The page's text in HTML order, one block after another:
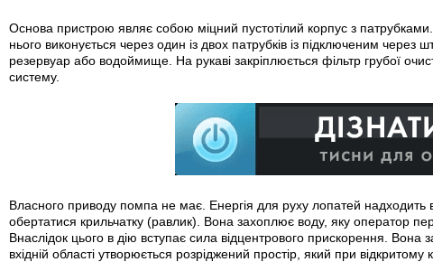
Основа пристрою являє собою міцний пустотілий корпус з
нього виконується через один із двох патрубків із підключеним через
резервуар або водоймище. На рукаві закріплюється фільтр грубої
систему.
Власного приводу помпа не має. Енергія для руху лопатей надходить
обертатися крильчатку (равлик). Вона захоплює воду, яку оператор
Внаслідок цього в дію вступає сила відцентрового прискорення. Вона
вхідній області утворюється розріджений простір, який при